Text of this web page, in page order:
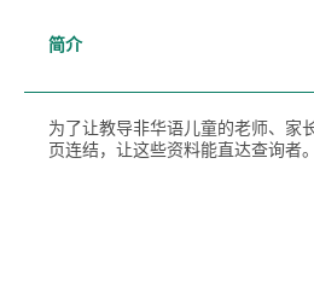
简介
为了让教导非华语儿童的老师、家
页连结，让这些资料能直达查询者。